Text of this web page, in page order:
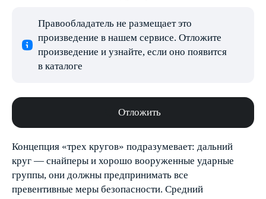
Правообладатель не размещает это
произведение в нашем сервисе. Отложите
произведение и узнайте, если оно появится
в каталоге
Отложить
Концепция «трех кругов» подразумевает: дальний
круг — снайперы и хорошо вооруженные ударные
группы, они должны предпринимать все
превентивные меры безопасности. Средний